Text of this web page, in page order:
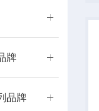
牌
品牌